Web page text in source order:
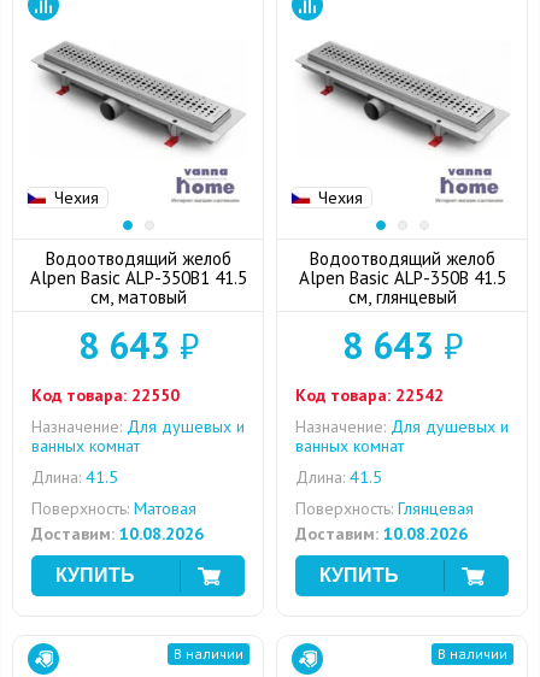
Чехия
Водоотводящий желоб
Alpen Basic ALP-350B1 41.5
см, матовый
8 643 ₽
Код товара: 22550
Назначение: Для душевых и
ванных комнат
Длина: 41.5
Поверхность: Матовая
Доставим: 10.08.2026
Чехия
Водоотводящий желоб
Alpen Basic ALP-350B 41.5
см, глянцевый
8 643 ₽
Код товара: 22542
Назначение: Для душевых и
ванных комнат
Длина: 41.5
Поверхность: Глянцевая
Доставим: 10.08.2026
В наличии В наличии